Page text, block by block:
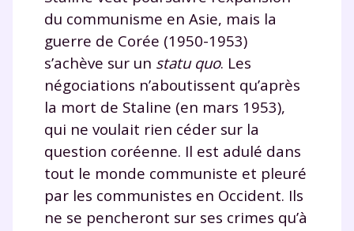
du communisme en Asie, mais la
guerre de Corée (1950-1953)
s’achève sur un statu quo. Les
négociations n’aboutissent qu’après
la mort de Staline (en mars 1953),
qui ne voulait rien céder sur la
question coréenne. Il est adulé dans
tout le monde communiste et pleuré
par les communistes en Occident. Ils
ne se pencheront sur ses crimes qu’à
Tout le programme scolaire du CP à
la Terminale
Des profs expérimentés disponibles
à la demande par tchat, audio ou
vidéo
TESTER GRATUITEMENT
* Votre code d'accès sera envoyé à cette adresse e-mail. En
renseignant votre e-mail, vous consentez à ce que vos